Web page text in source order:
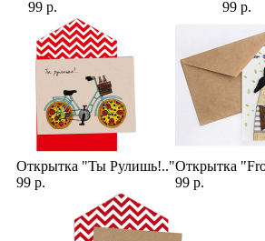
99 р. 99 р.
Открытка "Ты Рулишь!.."
99 р.
Открытка
99 р.